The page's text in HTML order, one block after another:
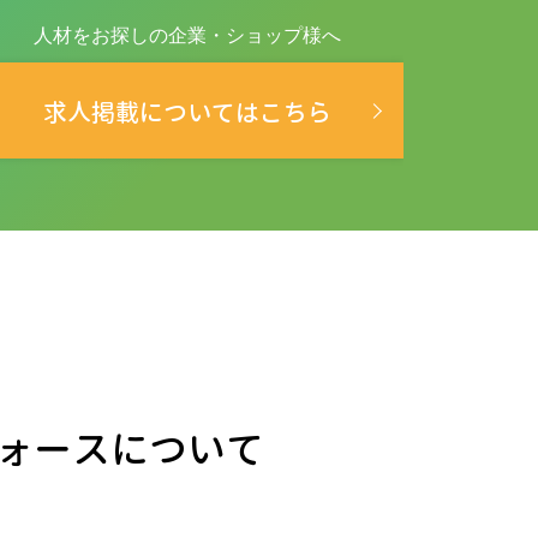
人材をお探しの企業・ショップ様へ
求人掲載についてはこちら
ースについて